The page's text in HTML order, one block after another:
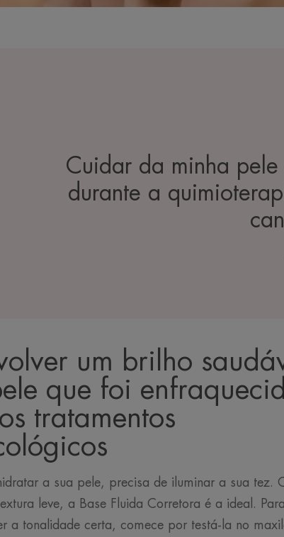
Cuidar da minha
durante a
um brilho
que foi
tratamentos
a sua pele, precisa de iluminar a sua tez.
leve, a Base Fluida Corretora é a ideal. Para
a tonalidade certa, comece por testá-la no